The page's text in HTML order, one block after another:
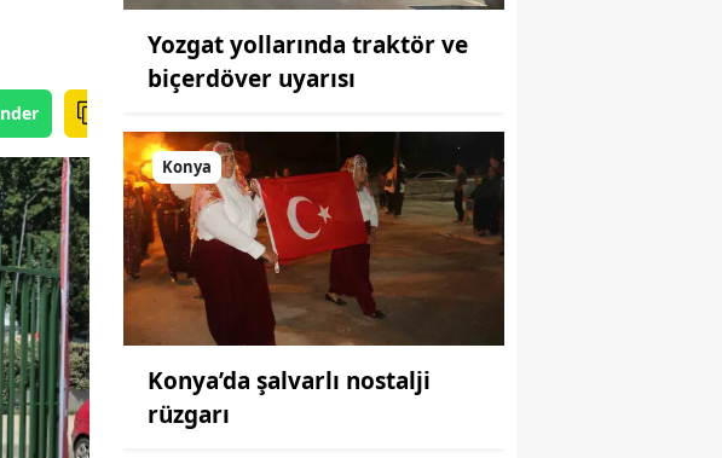
Yozgat yollarında traktör ve
biçerdöver uyarısı
Konya
Konya’da şalvarlı nostalji
rüzgarı